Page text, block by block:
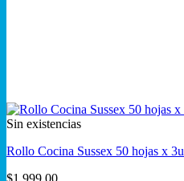
Sin existencias
Rollo Cocina Sussex 50 hojas x 3u
$1.999,00